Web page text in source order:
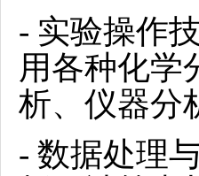
- 实验操作
用各种化学
析、仪器分
- 数据处理